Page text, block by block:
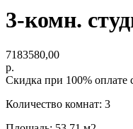
3-комн.
7183580,00
р.
Скидка при 100% оплате
Количество комнат: 3